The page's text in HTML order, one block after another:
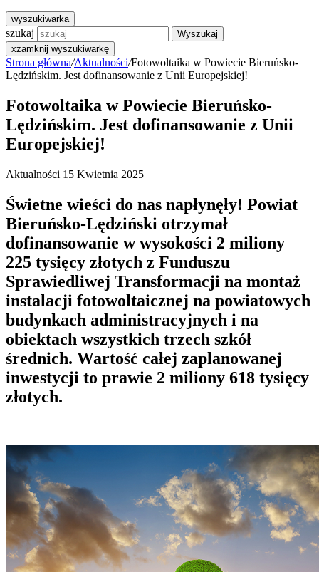
wyszukiwarka
szukaj
Wyszukaj
xzamknij wyszukiwarkę
Strona główna/Aktualności/Fotowoltaika w Powiecie Bieruńsko-
Lędzińskim. Jest dofinansowanie z Unii Europejskiej!
Fotowoltaika w Powiecie Bieruńsko-
Lędzińskim. Jest dofinansowanie z Unii
Europejskiej!
Aktualności 15 Kwietnia 2025
Świetne wieści do nas napłynęły! Powiat
Bieruńsko-Lędziński otrzymał
dofinansowanie w wysokości 2 miliony
225 tysięcy złotych z Funduszu
Sprawiedliwej Transformacji na montaż
instalacji fotowoltaicznej na powiatowych
budynkach administracyjnych i na
obiektach wszystkich trzech szkół
średnich. Wartość całej zaplanowanej
inwestycji to prawie 2 miliony 618 tysięcy
złotych.